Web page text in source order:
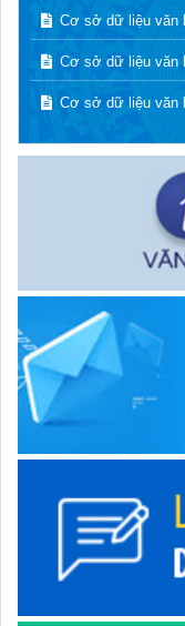
Cơ sở dữ liệu văn
Cơ sở dữ liệu văn
Cơ sở dữ liệu văn